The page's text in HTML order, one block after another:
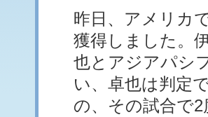
昨日、アメリカ
獲得しました。
也とアジアパシ
い、卓也は判定
の、その試合で